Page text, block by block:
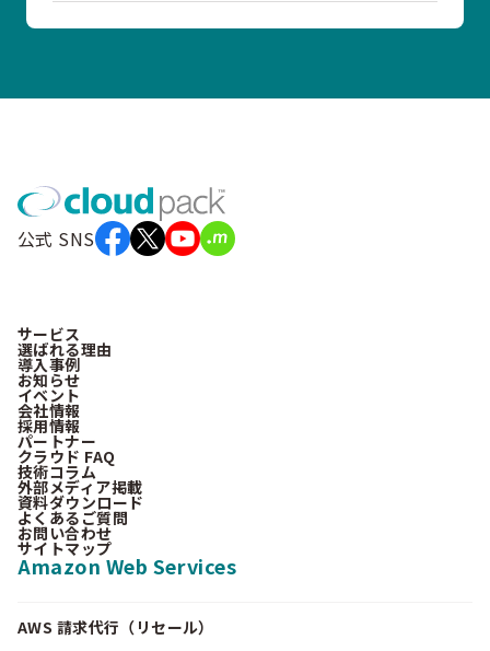
公式 SNS
サービス
選ばれる理由
導入事例
お知らせ
イベント
会社情報
採用情報
パートナー
クラウド FAQ
技術コラム
外部メディア掲載
資料ダウンロード
よくあるご質問
お問い合わせ
サイトマップ
Amazon Web Services
AWS 請求代行（リセール）